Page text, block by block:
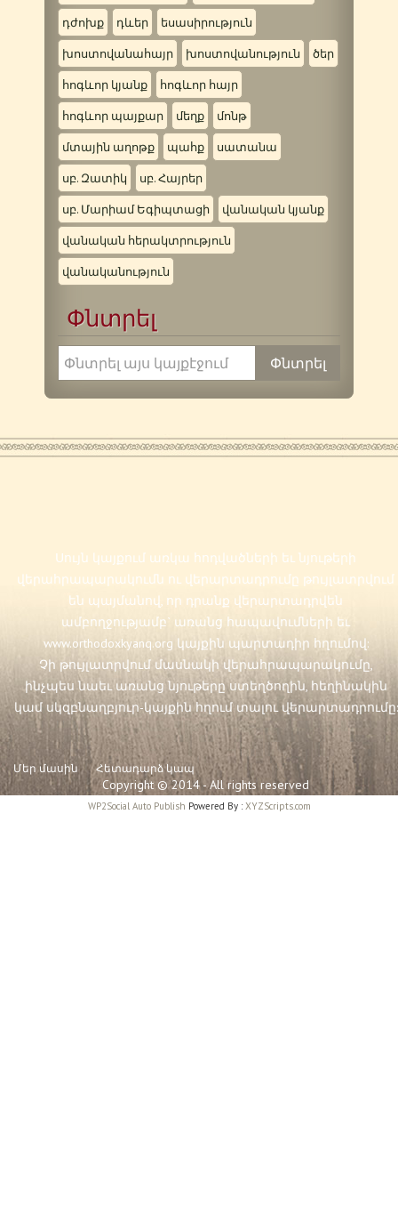
դժոխք դևեր եսասիրություն
խոստովանահայր խոստովանություն ծեր
հոգևոր կյանք հոգևոր հայր
հոգևոր պայքար մեղք մոնթ
մտային աղոթք պահք սատանա
սբ. Զատիկ սբ. Հայրեր
սբ. Մարիամ Եգիպտացի վանական կյանք
վանական հերակտրություն
վանականություն
Փնտրել
Սույն կայքում առկա հոդվածների եւ նյութերի
վերահրապարակումն ու վերարտադրումը թույլատրվում
են պայմանով, որ դրանք վերարտադրվեն
ամբողջությամբ` առանց հապավումների եւ
www.orthodoxkyanq.org կայքին պարտադիր հղումով:
Չի թույլատրվում մասնակի վերահրապարակումը,
ինչպես նաեւ առանց նյութերը ստեղծողին, հեղինակին
կամ սկզբնաղբյուր-կայքին հղում տալու վերարտադրումը:
Մեր մասին Հետադարձ կապ
Copyright © 2014 - All rights reserved
WP2Social Auto Publish Powered By :XYZScripts.com